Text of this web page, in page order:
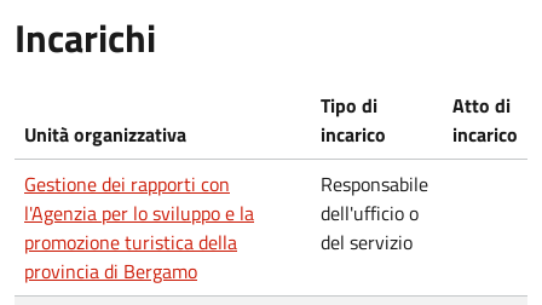
Incarichi
Unità organizzativa
Tipo di
incarico
Atto di
incarico
Gestione dei rapporti con
l'Agenzia per lo sviluppo e la
promozione turistica della
provincia di Bergamo
Responsabile
dell'ufficio o
del servizio